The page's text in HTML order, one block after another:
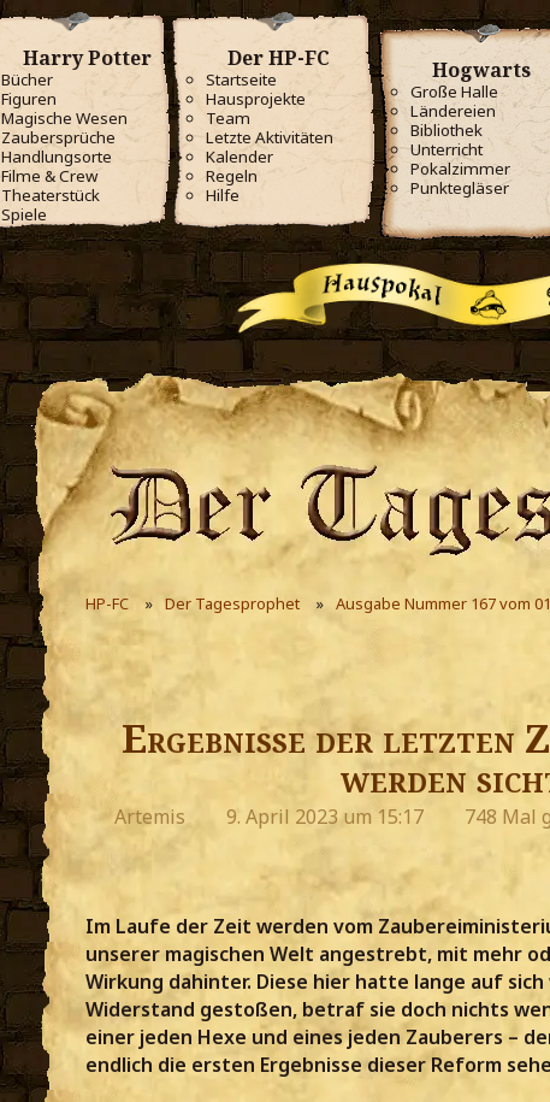
Harry Potter
Bücher
Figuren
Magische Wesen
Zaubersprüche
Handlungsorte
Filme & Crew
Theaterstück
Spiele
Der HP-FC
Startseite
Hausprojekte
Team
Letzte Aktivitäten
Kalender
Regeln
Hilfe
Hogwarts
Große Halle
Ländereien
Bibliothek
Unterricht
Pokalzimmer
Punktegläser
HP-FC Der Tagesprophet Ausgabe Nummer 167 vom
Ergebnisse der letzten
werden
Artemis 9. April 2023 um 15:17 748 Mal
Im Laufe der Zeit werden vom
unserer magischen Welt angestrebt, mit mehr
Wirkung dahinter. Diese hier hatte lange auf
Widerstand gestoßen, betraf sie doch nichts
einer jeden Hexe und eines jeden Zauberers –
endlich die ersten Ergebnisse dieser Reform